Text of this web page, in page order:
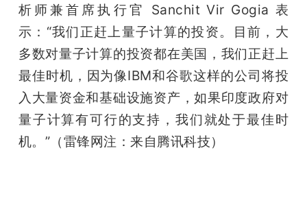
析师兼首席执行官 Sanchit Vir Gogia 表
示：“我们正赶上量子计算的投资。目前，大
多数对量子计算的投资都在美国，我们正赶上
最佳时机，因为像IBM和谷歌这样的公司将投
入大量资金和基础设施资产，如果印度政府对
量子计算有可行的支持，我们就处于最佳时
机。”（雷锋网注：来自腾讯科技）